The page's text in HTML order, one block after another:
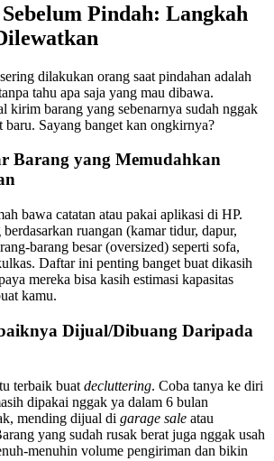
Pindah: Langkah
dilakukan orang saat pindahan adalah
tahu apa saja yang mau dibawa.
kirim barang yang sebenarnya sudah nggak
baru. Sayang banget kan ongkirnya?
Barang yang Memudahkan
bawa catatan atau pakai aplikasi di HP.
ruangan (kamar tidur, dapur,
barang besar (oversized) seperti sofa,
Daftar ini penting banget buat dikasih
mereka bisa kasih estimasi kapasitas
kamu.
Dijual/Dibuang Daripada
terbaik buat decluttering. Coba tanya ke diri
dipakai nggak ya dalam 6 bulan
mending dijual di garage sale atau
yang sudah rusak berat juga nggak usah
menuhin volume pengiriman dan bikin